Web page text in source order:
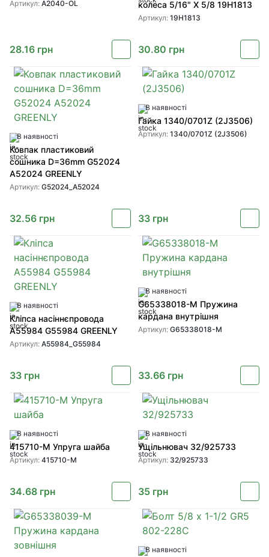
Артикул: A2040-OL
28.16 грн
колеса 5/16" X 5/8 19H1813
Артикул: 19H1813
30.80 грн
В наявності
Ковпак пластиковий
сошника D=36mm G52024
A52024 GREENLY
Артикул: G52024_A52024
32.56 грн
В наявності
Гайка 1340/0701Z (2J3506)
Артикул: 1340/0701Z (2J3506)
33 грн
В наявності
Кліпса насіннєпровода
A55984 G55984 GREENLY
Артикул: A55984_G55984
33 грн
В наявності
G65338018-M Пружина
кардана внутрішня
Артикул: G65338018-M
33.66 грн
В наявності
415710-M Упруга шайба
Артикул: 415710-M
34.68 грн
В наявності
Ущільнювач 32/925733
Артикул: 32/925733
35 грн
В наявності